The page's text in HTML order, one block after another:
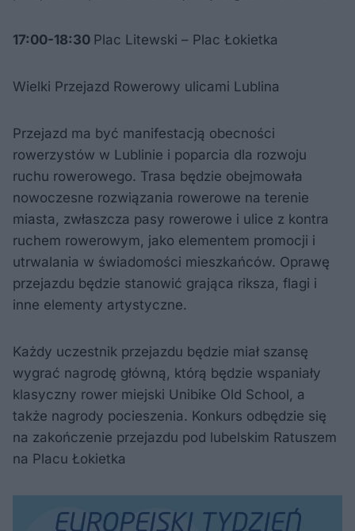
17:00-18:30 Plac Litewski – Plac Łokietka
Wielki Przejazd Rowerowy ulicami Lublina
Przejazd ma być manifestacją obecności
rowerzystów w Lublinie i poparcia dla rozwoju
ruchu rowerowego. Trasa będzie obejmowała
nowoczesne rozwiązania rowerowe na terenie
miasta, zwłaszcza pasy rowerowe i ulice z kontra
ruchem rowerowym, jako elementem promocji i
utrwalania w świadomości mieszkańców. Oprawę
przejazdu będzie stanowić grająca riksza, flagi i
inne elementy artystyczne.
Każdy uczestnik przejazdu będzie miał szansę
wygrać nagrodę główną, którą będzie wspaniały
klasyczny rower miejski Unibike Old School, a
także nagrody pocieszenia. Konkurs odbędzie się
na zakończenie przejazdu pod lubelskim Ratuszem
na Placu Łokietka